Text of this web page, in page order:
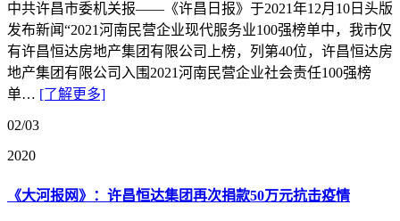
中共许昌市委机关报——《许昌日报》于2021年12月10日头版
发布新闻“2021河南民营企业现代服务业100强榜单中，我市仅
有许昌恒达房地产集团有限公司上榜，列第40位，许昌恒达房
地产集团有限公司入围2021河南民营企业社会责任100强榜
单… [了解更多]
02/03
2020
《大河报网》：许昌恒达集团再次捐款50万元抗击疫情